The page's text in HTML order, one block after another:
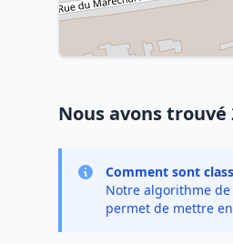
Nous avons
Comment sont
Notre algorithme de
permet de mettre